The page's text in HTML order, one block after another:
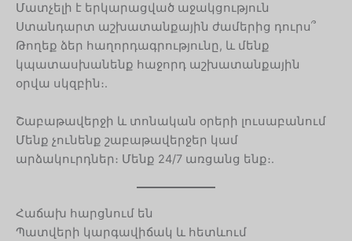
Մատչելի է երկարացված աջակցություն
Ստանդարտ աշխատանքային ժամերից դուրս՞
Թողեք ձեր հաղորդագրությունը, և մենք
կպատասխանենք հաջորդ աշխատանքային
օրվա սկզբին։.
Շաբաթավերջի և տոնական օրերի լուսաբանում
Մենք չունենք շաբաթավերջեր կամ
արձակուրդներ։ Մենք 24/7 առցանց ենք։.
Հաճախ հարցնում են
Պատվերի կարգավիճակ և հետևում